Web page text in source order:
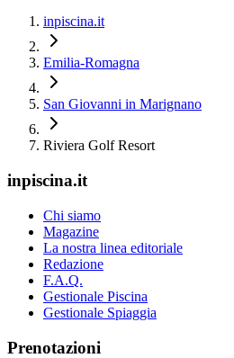
inpiscina.it
Emilia-Romagna
San Giovanni in Marignano
Riviera Golf Resort
inpiscina.it
Chi siamo
Magazine
La nostra linea editoriale
Redazione
F.A.Q.
Gestionale Piscina
Gestionale Spiaggia
Prenotazioni